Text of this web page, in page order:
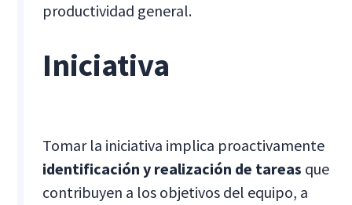
productividad general.
Iniciativa
Tomar la iniciativa implica proactivamente
identificación y realización de tareas que
contribuyen a los objetivos del equipo, a